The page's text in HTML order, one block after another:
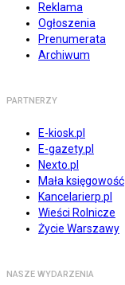
Reklama
Ogłoszenia
Prenumerata
Archiwum
PARTNERZY
E-kiosk.pl
E-gazety.pl
Nexto.pl
Mała księgowość
Kancelarierp.pl
Wieści Rolnicze
Życie Warszawy
NASZE WYDARZENIA